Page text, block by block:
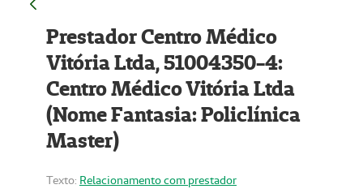
Prestador Centro Médico
Vitória Ltda, 51004350-4:
Centro Médico Vitória Ltda
(Nome Fantasia: Policlínica
Master)
Texto: Relacionamento com prestador